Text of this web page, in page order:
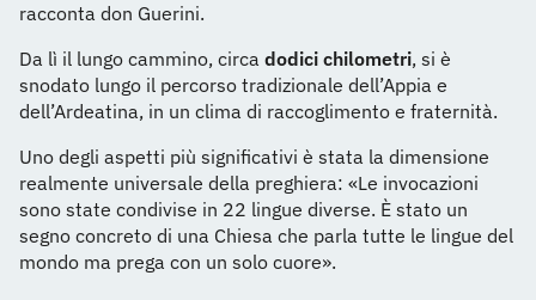
racconta don Guerini.
Da lì il lungo cammino, circa dodici chilometri, si è
snodato lungo il percorso tradizionale dell’Appia e
dell’Ardeatina, in un clima di raccoglimento e fraternità.
Uno degli aspetti più significativi è stata la dimensione
realmente universale della preghiera: «Le invocazioni
sono state condivise in 22 lingue diverse. È stato un
segno concreto di una Chiesa che parla tutte le lingue del
mondo ma prega con un solo cuore».